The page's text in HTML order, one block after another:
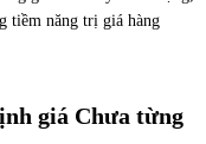
tiềm năng trị giá hàng
giá Chưa từng